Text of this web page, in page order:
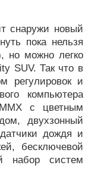
снаружи новый
пока нельзя
но можно легко
SUV. Так что в
регулировок и
компьютера
ММХ с цветным
двухзонный
дождя и
бесключевой
набор систем